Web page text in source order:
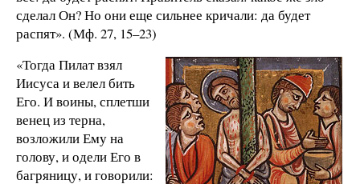
сделал Он? Но они еще сильнее кричали: да будет
распят». (Мф. 27, 15–23)
«Тогда Пилат взял
Иисуса и велел бить
Его. И воины, сплетши
венец из терна,
возложили Ему на
голову, и одели Его в
багряницу, и говорили: